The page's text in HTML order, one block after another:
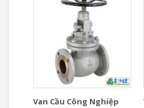
Van Cầu Công Nghiệp